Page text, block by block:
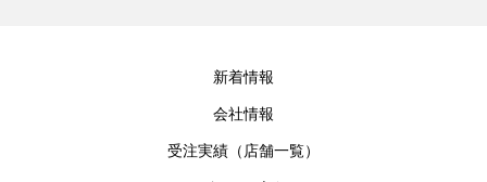
新着情報
会社情報
受注実績（店舗一覧）